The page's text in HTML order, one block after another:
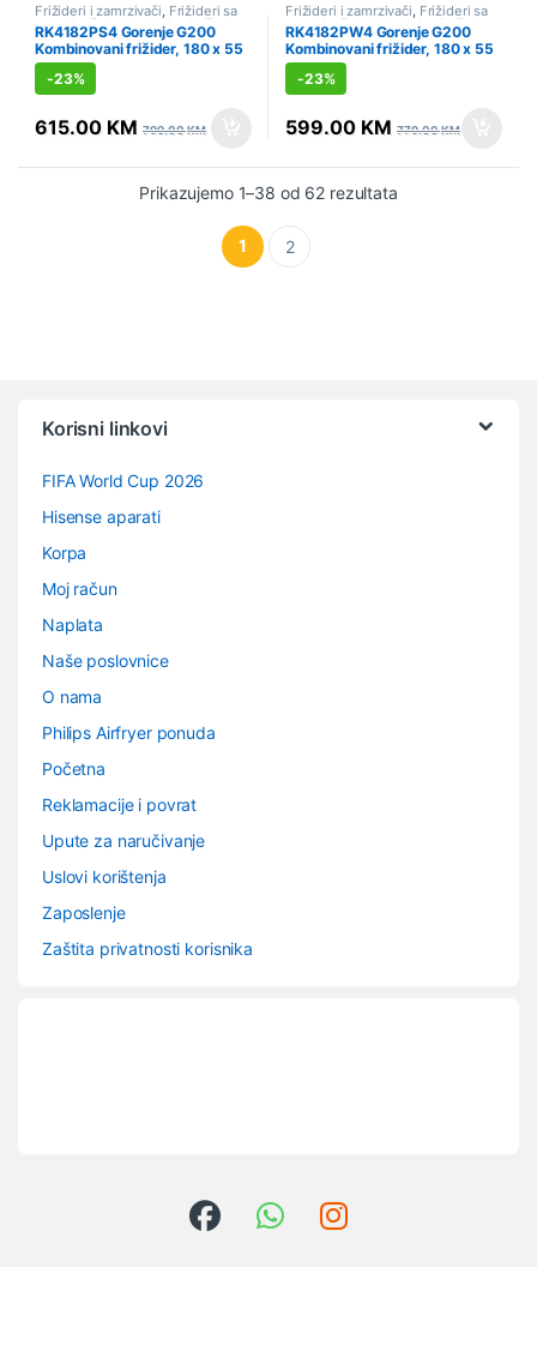
Frižideri i zamrzivači Frižideri sa
zamrzivačem ,Hlađenje, Sniženo
RK4182PS4 Gorenje G200
Kombinovani frižider, 180 x 55
x 55.7 cm, Siva
-23%
615.00 KM 799.00KM
Frižideri i zamrzivači Frižideri sa
zamrzivačem , Hlađenje ,Sniženo
RK4182PW4 Gorenje G200
Kombinovani frižider, 180 x 55
x 55.7 cm, Bijela
-23%
599.00 KM 779.00KM
Prikazujemo 1–38 od 62 rezultata
1 2
Korisni linkovi
FIFA World Cup 2026
Hisense aparati
Korpa
Moj račun
Naplata
Naše poslovnice
O nama
Philips Airfryer ponuda
Početna
Reklamacije i povrat
Upute za naručivanje
Uslovi korištenja
Zaposlenje
Zaštita privatnosti korisnika